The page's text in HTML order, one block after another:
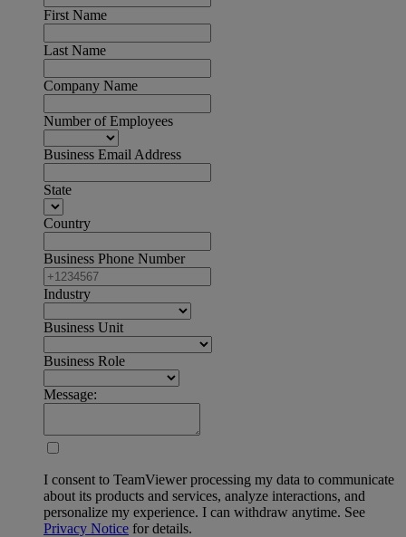
First Name
Last Name
Company Name
Number of Employees
Business Email Address
State
Country
Business Phone Number
Industry
Business Unit
Business Role
Message:
I consent to TeamViewer processing my data to communicate
about its products and services, analyze interactions, and
personalize my experience. I can withdraw anytime. See
Privacy Notice for details.